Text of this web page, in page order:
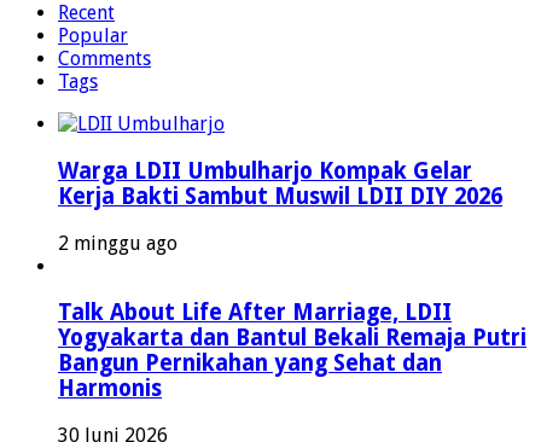
Recent
Popular
Comments
Tags
Warga LDII Umbulharjo Kompak Gelar
Kerja Bakti Sambut Muswil LDII DIY 2026
2 minggu ago
Talk About Life After Marriage, LDII
Yogyakarta dan Bantul Bekali Remaja Putri
Bangun Pernikahan yang Sehat dan
Harmonis
30 Juni 2026